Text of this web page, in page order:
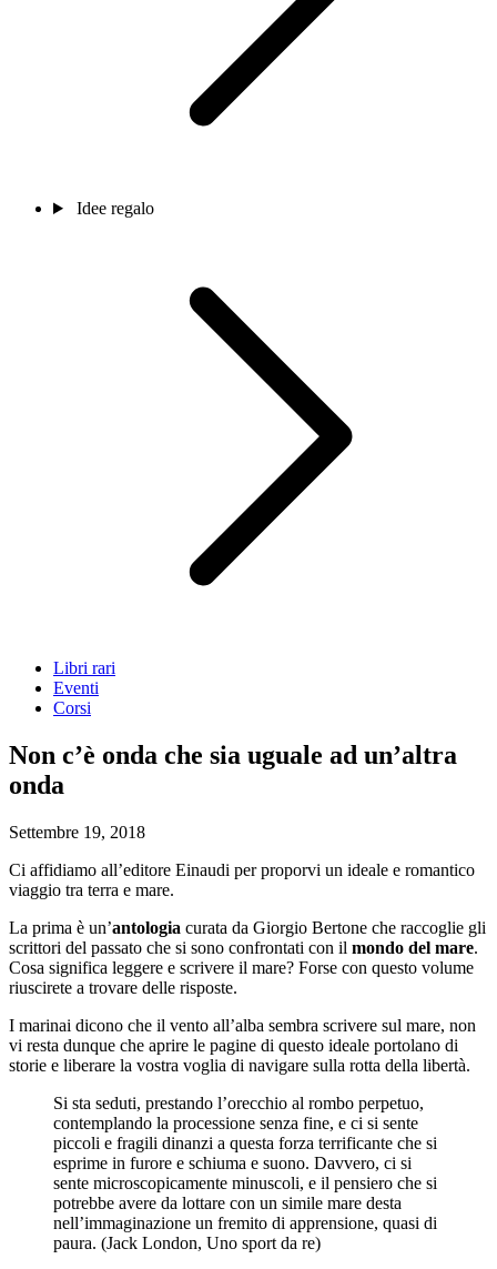
Idee regalo
Libri rari
Eventi
Corsi
Non c’è onda che sia uguale ad un’altra
onda
Settembre 19, 2018
Ci affidiamo all’editore Einaudi per proporvi un ideale e romantico
viaggio tra terra e mare.
La prima è un’antologia curata da Giorgio Bertone che raccoglie gli
scrittori del passato che si sono confrontati con il mondo del mare.
Cosa significa leggere e scrivere il mare? Forse con questo volume
riuscirete a trovare delle risposte.
I marinai dicono che il vento all’alba sembra scrivere sul mare, non
vi resta dunque che aprire le pagine di questo ideale portolano di
storie e liberare la vostra voglia di navigare sulla rotta della libertà.
Si sta seduti, prestando l’orecchio al rombo perpetuo,
contemplando la processione senza fine, e ci si sente
piccoli e fragili dinanzi a questa forza terrificante che si
esprime in furore e schiuma e suono. Davvero, ci si
sente microscopicamente minuscoli, e il pensiero che si
potrebbe avere da lottare con un simile mare desta
nell’immaginazione un fremito di apprensione, quasi di
paura. (Jack London, Uno sport da re)